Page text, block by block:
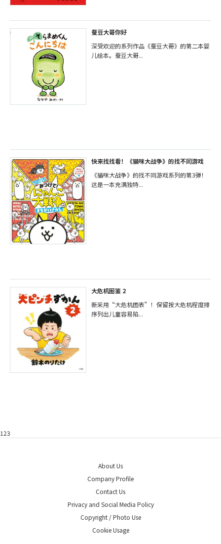
蚕豆大哥你好
深受欢迎的系列作品《蚕豆大哥》的第二本婴
儿绘本。蚕豆大哥...
快来找找看！《猫咪大战争》的找不同游戏
《猫咪大战争》的找不同游戏系列的第3弹！
这是一本充满独特...
大危机图鉴 2
新采用“大危机图表”！保留按大危机程度排
序列出儿童容易陷...
123
About Us
Company Profile
Contact Us
Privacy and Social Media Policy
Copyright / Photo Use
Cookie Usage